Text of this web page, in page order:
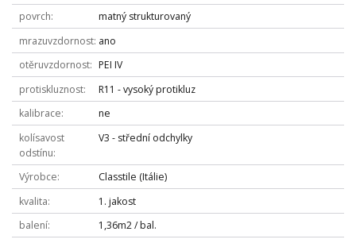
povrch
matný strukturovaný
mrazuvzdornost ano
otěruvzdornost
PEI IV
protiskluznost
R11 - vysoký protikluz
kalibrace
ne
kolísavost
odstínu
V3 - střední odchylky
Výrobce
Classtile (Itálie)
kvalita
1. jakost
balení
1,36m2 / bal.